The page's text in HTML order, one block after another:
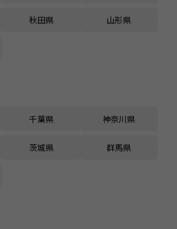
秋田県 山形県
千葉県 神奈川県
茨城県 群馬県